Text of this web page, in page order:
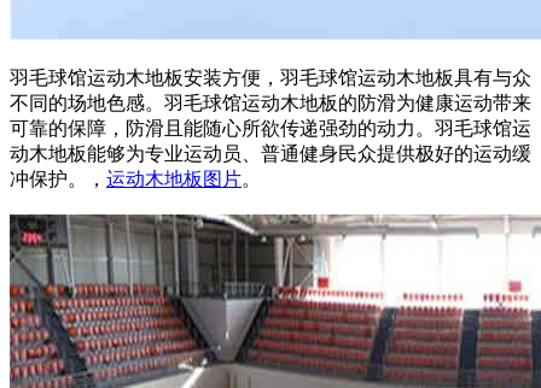
羽毛球馆运动木地板安装方便，羽毛球馆运动木地板具有与众
不同的场地色感。羽毛球馆运动木地板的防滑为健康运动带来
可靠的保障，防滑且能随心所欲传递强劲的动力。羽毛球馆运
动木地板能够为专业运动员、普通健身民众提供极好的运动缓
冲保护。， 运动木地板图片。